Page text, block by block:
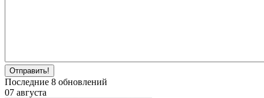
Отправить!
Последние 8 обновлений
07 августа